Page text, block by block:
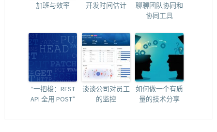
加班与效率 开发时间估计
聊聊团队协同和
协同工具
“一把梭：REST
API 全用 POST”
谈谈公司对员工
的监控
如何做一个有质
量的技术分享